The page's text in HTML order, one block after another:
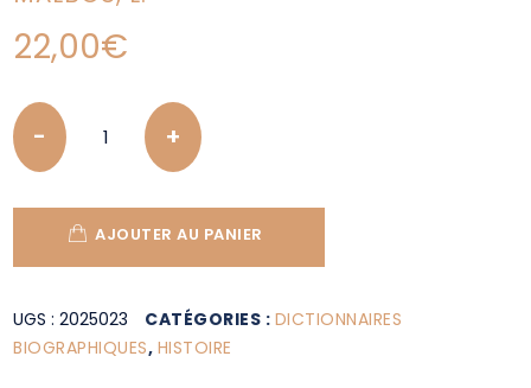
22,00€
Quantity
AJOUTER AU PANIER
UGS :2025023 CATÉGORIES : DICTIONNAIRES
BIOGRAPHIQUES, HISTOIRE